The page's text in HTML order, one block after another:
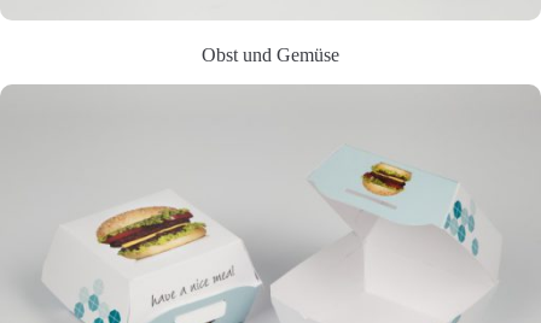
Obst und Gemüse